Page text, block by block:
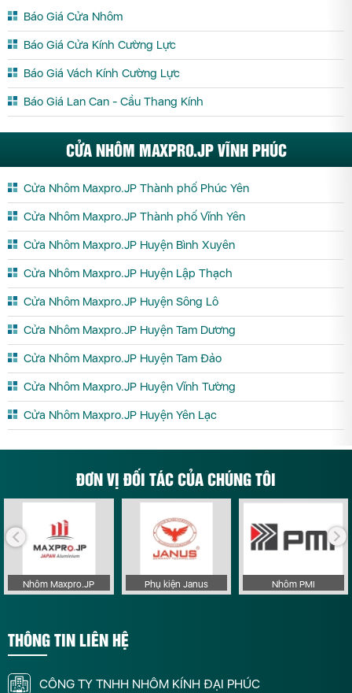
Báo Giá Cửa Nhôm
Báo Giá Cửa Kính Cường Lực
Báo Giá Vách Kính Cường Lực
Báo Giá Lan Can - Cầu Thang Kính
CỬA NHÔM MAXPRO.JP VĨNH PHÚC
Cửa Nhôm Maxpro.JP Thành phố Phúc Yên
Cửa Nhôm Maxpro.JP Thành phố Vĩnh Yên
Cửa Nhôm Maxpro.JP Huyện Bình Xuyên
Cửa Nhôm Maxpro.JP Huyện Lập Thạch
Cửa Nhôm Maxpro.JP Huyện Sông Lô
Cửa Nhôm Maxpro.JP Huyện Tam Dương
Cửa Nhôm Maxpro.JP Huyện Tam Đảo
Cửa Nhôm Maxpro.JP Huyện Vĩnh Tường
Cửa Nhôm Maxpro.JP Huyện Yên Lạc
ĐƠN VỊ ĐỐI TÁC CỦA CHÚNG TÔI
Nhôm Maxpro.JP Phụ kiện Janus Nhôm PMI
THÔNG TIN LIÊN HỆ
CÔNG TY TNHH NHÔM KÍNH ĐẠI PHÚC